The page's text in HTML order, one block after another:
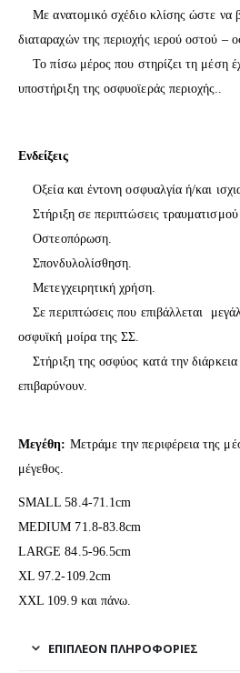
Με ανατομικό σχέδιο κλίσης ώστε να
διαταραχών της περιοχής ιερού οστού –
Το πίσω μέρος που στηρίζει τη μέση
υποστήριξη της οσφυοϊεράς περιοχής..
Ενδείξεις
Οξεία και έντονη οσφυαλγία ή/και
Στήριξη σε περιπτώσεις
Οστεοπόρωση.
Σπονδυλολίσθηση.
Μετεγχειρητική χρήση.
Σε περιπτώσεις που επιβάλλεται
οσφυϊκή μοίρα της ΣΣ.
Στήριξη της οσφύος κατά την
επιβαρύνουν.
Μεγέθη: Μετράμε την περιφέρεια της
μέγεθος.
SMALL 58.4-71.1cm
MEDIUM 71.8-83.8cm
LARGE 84.5-96.5cm
XL 97.2-109.2cm
XXL 109.9 και πάνω.
ΕΠΙΠΛΈΟΝ ΠΛΗΡΟΦΟΡΊΕΣ